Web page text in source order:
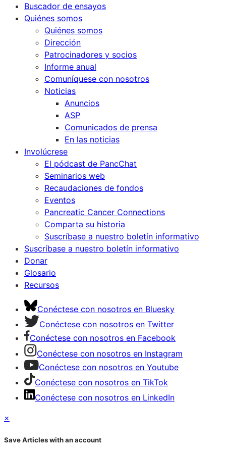
Buscador de ensayos
Quiénes somos
Quiénes somos
Dirección
Patrocinadores y socios
Informe anual
Comuníquese con nosotros
Noticias
Anuncios
ASP
Comunicados de prensa
En las noticias
Involúcrese
El pódcast de PancChat
Seminarios web
Recaudaciones de fondos
Eventos
Pancreatic Cancer Connections
Comparta su historia
Suscríbase a nuestro boletín informativo
Suscríbase a nuestro boletín informativo
Donar
Glosario
Recursos
Conéctese con nosotros en Bluesky
Conéctese con nosotros en Twitter
Conéctese con nosotros en Facebook
Conéctese con nosotros en Instagram
Conéctese con nosotros en Youtube
Conéctese con nosotros en TikTok
Conéctese con nosotros en LinkedIn
×
Save Articles with an account